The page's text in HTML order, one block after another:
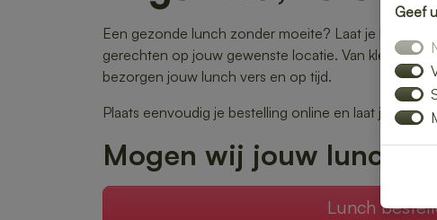
Een gezonde lunch zonder moeite? Laat je lunch
gerechten op jouw gewenste locatie. Van kleurrijke
bezorgen jouw lunch vers en op tijd.
Plaats eenvoudig je bestelling online en laat je
Mogen wij jouw lunch
Lunch
Geef